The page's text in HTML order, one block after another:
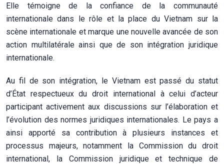
Elle témoigne de la confiance de la communauté
internationale dans le rôle et la place du Vietnam sur la
scène internationale et marque une nouvelle avancée de son
action multilatérale ainsi que de son intégration juridique
internationale.
Au fil de son intégration, le Vietnam est passé du statut
d’État respectueux du droit international à celui d’acteur
participant activement aux discussions sur l’élaboration et
l’évolution des normes juridiques internationales. Le pays a
ainsi apporté sa contribution à plusieurs instances et
processus majeurs, notamment la Commission du droit
international, la Commission juridique et technique de